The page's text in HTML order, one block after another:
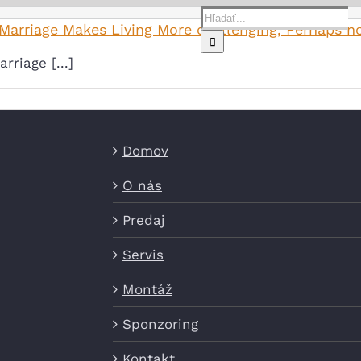
Hľadať:
Makes Living More challenging, Perhaps
[...]
Domov
O nás
Predaj
Servis
Montáž
Sponzoring